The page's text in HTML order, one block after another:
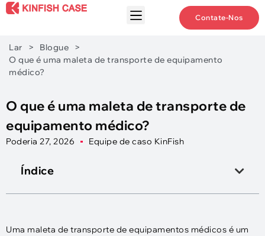
Contate-Nos
Lar > Blogue
>
O que é uma maleta de transporte de equipamento
médico?
O que é uma maleta de transporte de
equipamento médico?
Poderia 27, 2026 Equipe de caso KinFish
Índice
Uma maleta de transporte de equipamentos médicos é um